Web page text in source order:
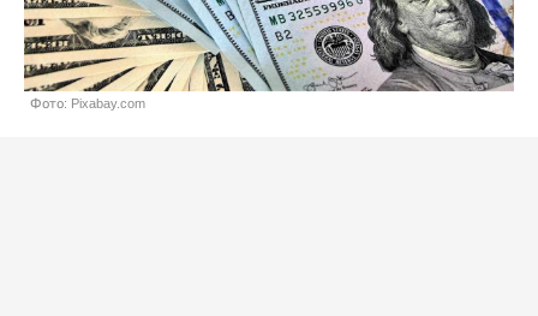
Фото: Pixabay.com